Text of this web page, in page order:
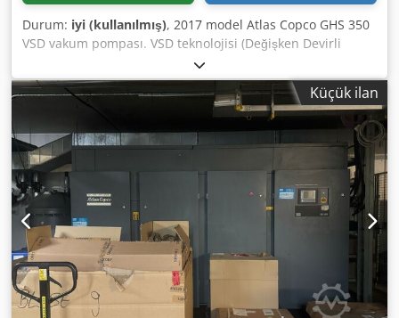
Durum: iyi (kullanılmış), 2017 model Atlas Copco GHS 350
VSD vakum pompası. VSD teknolojisi (Değişken Devirli
Sürücü) sayesinde optimum performans ve önemli enerji
tasarrufu sağlar. Pompa, 12.558 çalışma saatiyle
mükemmel durumda. Djdpfx Adsy Ahrmsysck
Küçük ilan